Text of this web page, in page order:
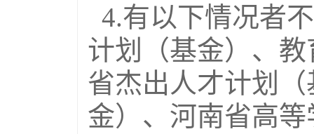
4.有以下情况者
计划（基金）、
省杰出人才计划
金）、河南省高